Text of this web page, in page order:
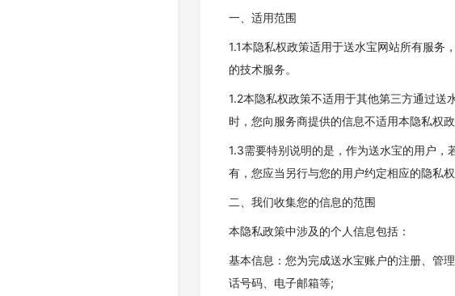
一、适用范围
1.1本隐私权政策适用于送水宝网站所有服务
的技术服务。
1.2本隐私权政策不适用于其他第三方通过送
时，您向服务商提供的信息不适用本隐私权政
1.3需要特别说明的是，作为送水宝的用户
有，您应当另行与您的用户约定相应的隐私权
二、我们收集您的信息的范围
本隐私政策中涉及的个人信息包括：
基本信息：您为完成送水宝账户的注册、管
话号码、电子邮箱等;